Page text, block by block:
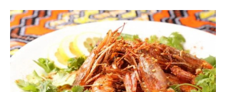
1
2
0
1
8